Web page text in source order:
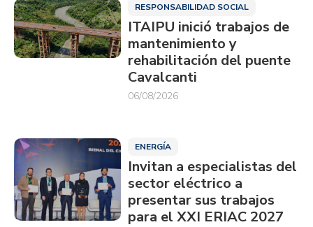
RESPONSABILIDAD SOCIAL
ITAIPU inició trabajos de
mantenimiento y
rehabilitación del puente
Cavalcanti
06/08/2026
ENERGÍA
Invitan a especialistas del
sector eléctrico a
presentar sus trabajos
para el XXI ERIAC 2027